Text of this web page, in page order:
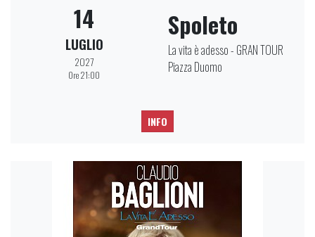
14
LUGLIO
2027
Ore 21:00
Spoleto
La vita è adesso - GRAN TOUR
Piazza Duomo
INFO